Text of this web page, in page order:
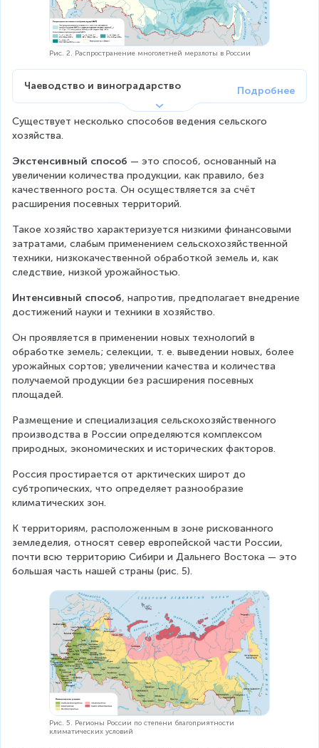
Рис. 2. Распространение многолетней мерзлоты в России
Чаеводство и виноградарство
Существует несколько способов ведения сельского
хозяйства.
Экстенсивный способ — это способ, основанный на
увеличении количества продукции, как правило, без
качественного роста. Он осуществляется за счёт
расширения посевных территорий.
Такое хозяйство характеризуется низкими финансовыми
затратами, слабым применением сельскохозяйственной
техники, низкокачественной обработкой земель и, как
следствие, низкой урожайностью.
Интенсивный способ, напротив, предполагает внедрение
достижений науки и техники в хозяйство.
Он проявляется в применении новых технологий в
обработке земель; селекции, т. е. выведении новых, более
урожайных сортов; увеличении качества и количества
получаемой продукции без расширения посевных
площадей.
Размещение и специализация сельскохозяйственного
производства в России определяются комплексом
природных, экономических и исторических факторов.
Россия простирается от арктических широт до
субтропических, что определяет разнообразие
климатических зон.
К территориям, расположенным в зоне рискованного
земледелия, относят север европейской части России,
почти всю территорию Сибири и Дальнего Востока — это
большая часть нашей страны (рис. 5).
Рис. 5. Регионы России по степени благоприятности
климатических условий